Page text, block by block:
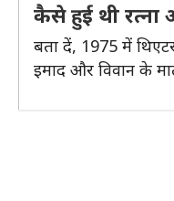
कैसे हुई थी रत्ना
बता दें, 1975 में
इमाद और विवान के